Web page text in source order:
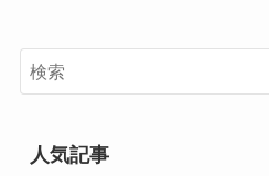
人気記事